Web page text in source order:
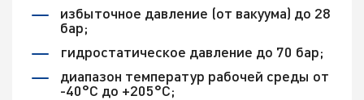
избыточное давление (от вакуума) до 28
бар;
гидростатическое давление до 70 бар;
диапазон температур рабочей среды от
-40°С до +205°С;